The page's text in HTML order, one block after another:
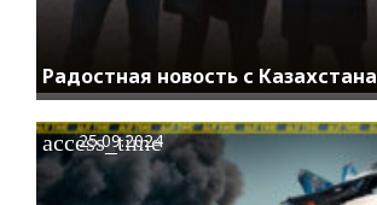
Радостная новость с Казахстана
access_time
25.09.2024